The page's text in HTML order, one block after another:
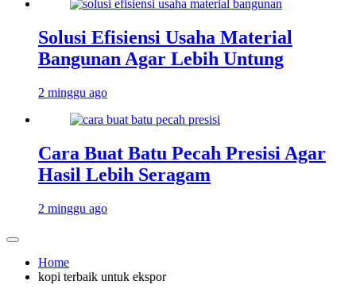
Solusi Efisiensi Usaha Material
Bangunan Agar Lebih Untung
2 minggu ago
Cara Buat Batu Pecah Presisi Agar
Hasil Lebih Seragam
2 minggu ago
Home
kopi terbaik untuk ekspor